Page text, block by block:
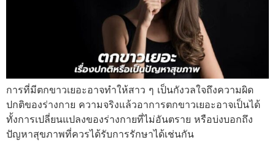
การที่มีตกขาวเยอะอาจทำให้สาว ๆ เป็นกังวลใจถึงความผิด
ปกติของร่างกาย ความจริงแล้วอาการตกขาวเยอะอาจเป็นได้
ทั้งการเปลี่ยนแปลงของร่างกายที่ไม่อันตราย หรือบ่งบอกถึง
ปัญหาสุขภาพที่ควรได้รับการรักษาได้เช่นกัน